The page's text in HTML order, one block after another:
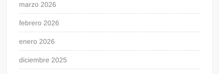
marzo 2026
febrero 2026
enero 2026
diciembre 2025